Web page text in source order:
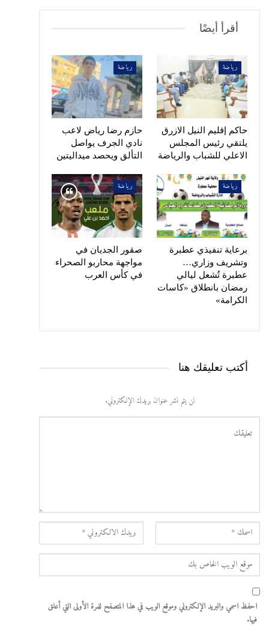
أقرأ أيضًا
رياضة
حاكم إقليم النيل الازرق
يلتقي رئيس المجلس
الاعلي للشباب والرياضة
رياضة
حازم رضا رياض لاعب
نادي الجرف يواصل
التألق ويحصد ميداليتين
رياضة
برعاية تنفيذي عطبرة
وتشريف وزاري…
عطبرة تُشعل ليالي
رمضان بانطلاق «كاسات
الكرامة»
رياضة
صقور الجديان في
مواجهة محاربو الصحراء
في كأس العرب
أكتب تعليقك هنا
لن يتم نشر عنوان بريدك الإلكتروني.
احفظ اسمي والبريد الإلكتروني وموقع الويب في هذا المتصفح للمرة الأولى التي أعلق
فيها.